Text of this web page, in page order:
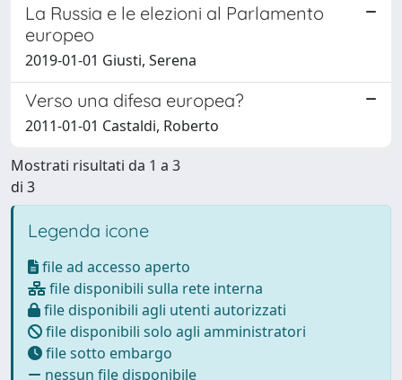
La Russia e le elezioni al Parlamento
europeo
2019-01-01 Giusti, Serena
Verso una difesa europea?
2011-01-01 Castaldi, Roberto
Mostrati risultati da 1 a 3
di 3
Legenda icone
file ad accesso aperto
file disponibili sulla rete interna
file disponibili agli utenti autorizzati
file disponibili solo agli amministratori
file sotto embargo
nessun file disponibile